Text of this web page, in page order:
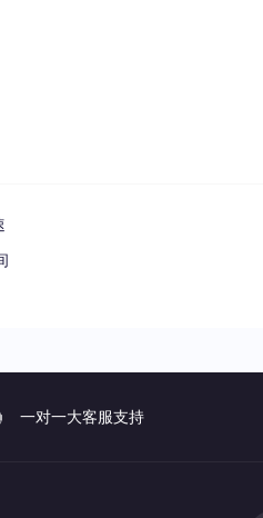
一对一大客服支持